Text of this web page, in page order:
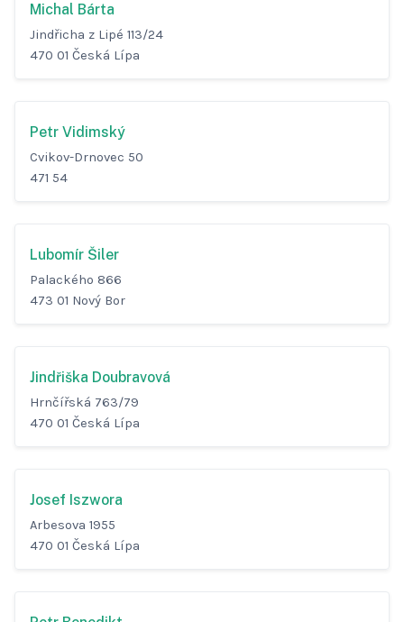
Michal Bárta
Jindřicha z Lipé 113/24
470 01 Česká Lípa
Petr Vidimský
Cvikov-Drnovec 50
471 54
Lubomír Šiler
Palackého 866
473 01 Nový Bor
Jindřiška Doubravová
Hrnčířská 763/79
470 01 Česká Lípa
Josef Iszwora
Arbesova 1955
470 01 Česká Lípa